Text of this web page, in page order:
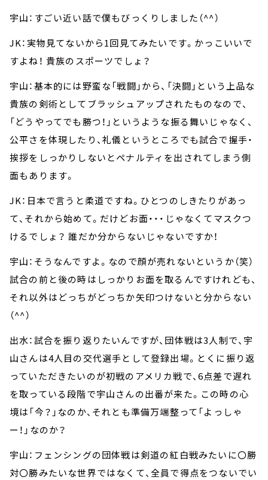
宇山：すごい近い話で僕もびっくりしました（^^）
JK：実物見てないから1回見てみたいです。かっこいいで
すよね！ 貴族のスポーツでしょ？
宇山：基本的には野蛮な「戦闘」から、「決闘」という上品な
貴族の剣術としてブラッシュアップされたものなので、
「どうやってでも勝つ！」というような振る舞いじゃなく、
公平さを体現したり、礼儀というところでも試合で握手・
挨拶をしっかりしないとペナルティを出されてしまう側
面もあります。
JK：日本で言うと柔道ですね。ひとつのしきたりがあっ
て、それから始めて。だけどお面・・・じゃなくてマスクつ
けるでしょ？ 誰だか分からないじゃないですか！
宇山：そうなんですよ。なので顔が売れないというか（笑）
試合の前と後の時はしっかりお面を取るんですけれども、
それ以外はどっちがどっちか矢印つけないと分からない
（^^）
出水：試合を振り返りたいんですが、団体戦は3人制で、宇
山さんは4人目の交代選手として登録出場。とくに振り返
っていただきたいのが初戦のアメリカ戦で、6点差で遅れ
を取っている段階で宇山さんの出番が来た。この時の心
境は「今？」なのか、それとも準備万端整って「よっしゃ
ー！」なのか？
宇山：フェンシングの団体戦は剣道の紅白戦みたいに〇勝
対〇勝みたいな世界ではなくて、全員で得点をつないでい